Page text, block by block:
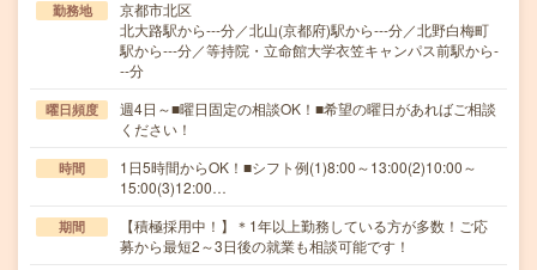
勤務地
京都市北区
北大路駅から---分／北山(京都府)駅から---分／北野白梅町
駅から---分／等持院・立命館大学衣笠キャンパス前駅から-
--分
曜日頻度
週4日～■曜日固定の相談OK！■希望の曜日があればご相談
ください！
時間
1日5時間からOK！■シフト例(1)8:00～13:00(2)10:00～
15:00(3)12:00…
期間
【積極採用中！】＊1年以上勤務している方が多数！ご応
募から最短2～3日後の就業も相談可能です！